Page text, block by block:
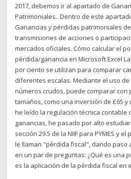
2017, debemos ir al apartado de
Patrimoniales.. Dentro de este
Ganancias y pérdidas patrimoniales
transmisiones de acciones o
mercados oficiales. Cómo calcular el
pérdida/ganancia en Microsoft Excel
por ciento se utilizan para comparar
diferentes escalas. Mediante el uso
números crudos, puede comparar con
tamaños, como una inversión de £65 y
he leído la regulación técnica contable
ganancias, he pasado por alto
sección 29.5 de la NIIF para PYMES y el
le llaman "pérdida fiscal", dando paso
en un par de preguntas: ¿Qué es una
es la aplicación de la pérdida fiscal en